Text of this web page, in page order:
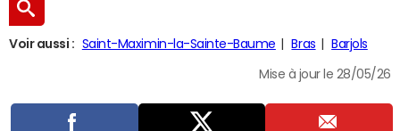
Voir aussi : Saint-Maximin-la-Sainte-Baume Bras Barjols
Mise à jour le 28/05/26